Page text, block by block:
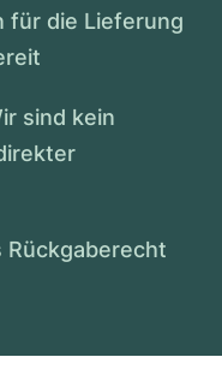
für die Lieferung
sind kein
Rückgaberecht